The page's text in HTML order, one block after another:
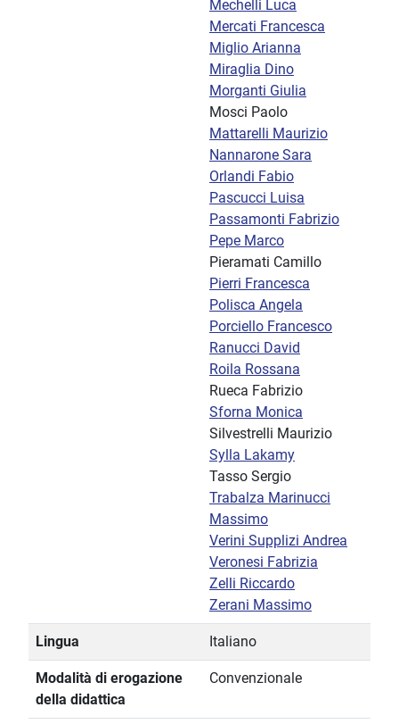
Mechelli Luca
Mercati Francesca
Miglio Arianna
Miraglia Dino
Morganti Giulia
Mosci Paolo
Mattarelli Maurizio
Nannarone Sara
Orlandi Fabio
Pascucci Luisa
Passamonti Fabrizio
Pepe Marco
Pieramati Camillo
Pierri Francesca
Polisca Angela
Porciello Francesco
Ranucci David
Roila Rossana
Rueca Fabrizio
Sforna Monica
Silvestrelli Maurizio
Sylla Lakamy
Tasso Sergio
Trabalza Marinucci
Massimo
Verini Supplizi Andrea
Veronesi Fabrizia
Zelli Riccardo
Zerani Massimo
Lingua Italiano
Modalità di erogazione
della didattica
Convenzionale